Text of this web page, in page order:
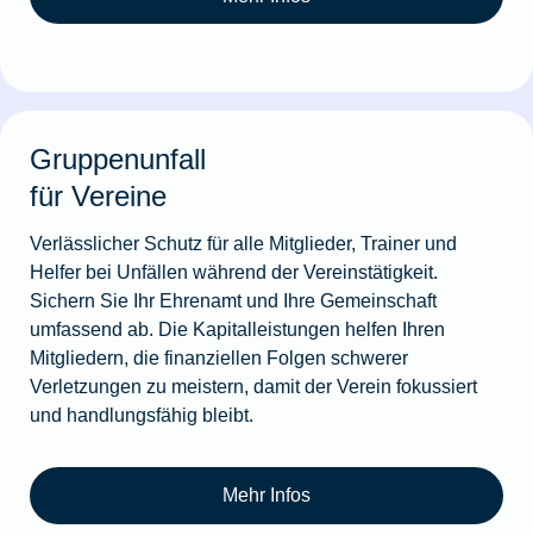
Gruppenunfall
für Vereine
Verlässlicher Schutz für alle Mitglieder, Trainer und
Helfer bei Unfällen während der Vereinstätigkeit.
Sichern Sie Ihr Ehrenamt und Ihre Gemeinschaft
umfassend ab. Die Kapitalleistungen helfen Ihren
Mitgliedern, die finanziellen Folgen schwerer
Verletzungen zu meistern, damit der Verein fokussiert
und handlungsfähig bleibt.
Mehr Infos